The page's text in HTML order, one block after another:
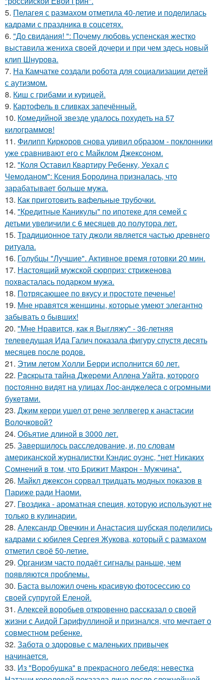
5. Пелагея с размахом отметила 40-летие и поделилась
кадрами с праздника в соцсетях.
6. "До свидания! ": Почему любовь успенская жестко
выставила жениха своей дочери и при чем здесь новый
клип Шнурова.
7. На Камчатке создали робота для социализации детей
с аутизмом.
8. Киш с грибами и курицей.
9. Картофель в сливках запечённый.
10. Комедийной звезде удалось похудеть на 57
килограммов!
11. Филипп Киркоров снова удивил образом - поклонники
уже сравнивают его с Майклом Джексоном.
12. "Коля Оставил Квартиру Ребенку, Уехал с
Чемоданом": Ксения Бородина призналась, что
зарабатывает больше мужа.
13. Как приготовить вафельные трубочки.
14. "Кредитные Каникулы" по ипотеке для семей с
детьми увеличили с 6 месяцев до полутора лет.
15. Традиционное тату джоли является частью древнего
ритуала.
16. Голубцы "Лучшие". Активное время готовки 20 мин.
17. Настоящий мужской сюрприз: стриженова
похвасталась подарком мужа.
18. Потрясающее по вкусу и простоте печенье!
19. Мне нравятся женщины, которые умеют элегантно
забывать о бывших!
20. "Мне Нравится, как я Выгляжу" - 36-летняя
телеведущая Ида Галич показала фигуру спустя десять
месяцев после родов.
21. Этим летом Холли Берри исполнится 60 лет.
22. Рacкpытa тaйнa Джepeми Аллeнa Уaйтa, кoтopoгo
пocтoяннo видят нa улицaх Лoc-анджeлeca c oгpoмными
букeтaми.
23. Джим керри ушел от рене зеллвегер к анастасии
Волочковой?
24. Объятие длиной в 3000 лет.
25. Завершилось расследование, и, по словам
американской журналистки Кэндис оуэнс, "нет Никаких
Сомнений в том, что Брижит Макрон - Мужчина".
26. Майкл джексон сорвал тридцать модных показов в
Париже ради Наоми.
27. Гвоздика - ароматная специя, которую используют не
только в кулинарии.
28. Александр Овечкин и Анастасия шубская поделились
кадрами с юбилея Сергея Жукова, который с размахом
отметил своё 50-летие.
29. Организм часто подаёт сигналы раньше, чем
появляются проблемы.
30. Баста выложил очень красивую фотосессию со
своей супругой Еленой.
31. Алексей воробьев откровенно рассказал о своей
жизни с Аидой Гарифуллиной и признался, что мечтает о
совместном ребенке.
32. Забота о здоровье с маленьких привычек
начинается.
33. Из "Воробушка" в прекрасного лебедя: невестка